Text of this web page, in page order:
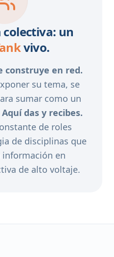
un
vivo.
construye en red.
su tema, se
sumar como un
Aquí das y recibes.
de roles
de disciplinas que
en
de alto voltaje.